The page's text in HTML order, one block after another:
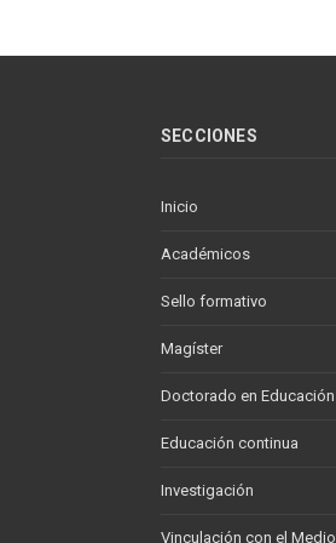
SECCIONES
Inicio
Académicos
Sello formativo
Magíster
Doctorado en Educación
Educación continua
Investigación
Vinculación con el Medio